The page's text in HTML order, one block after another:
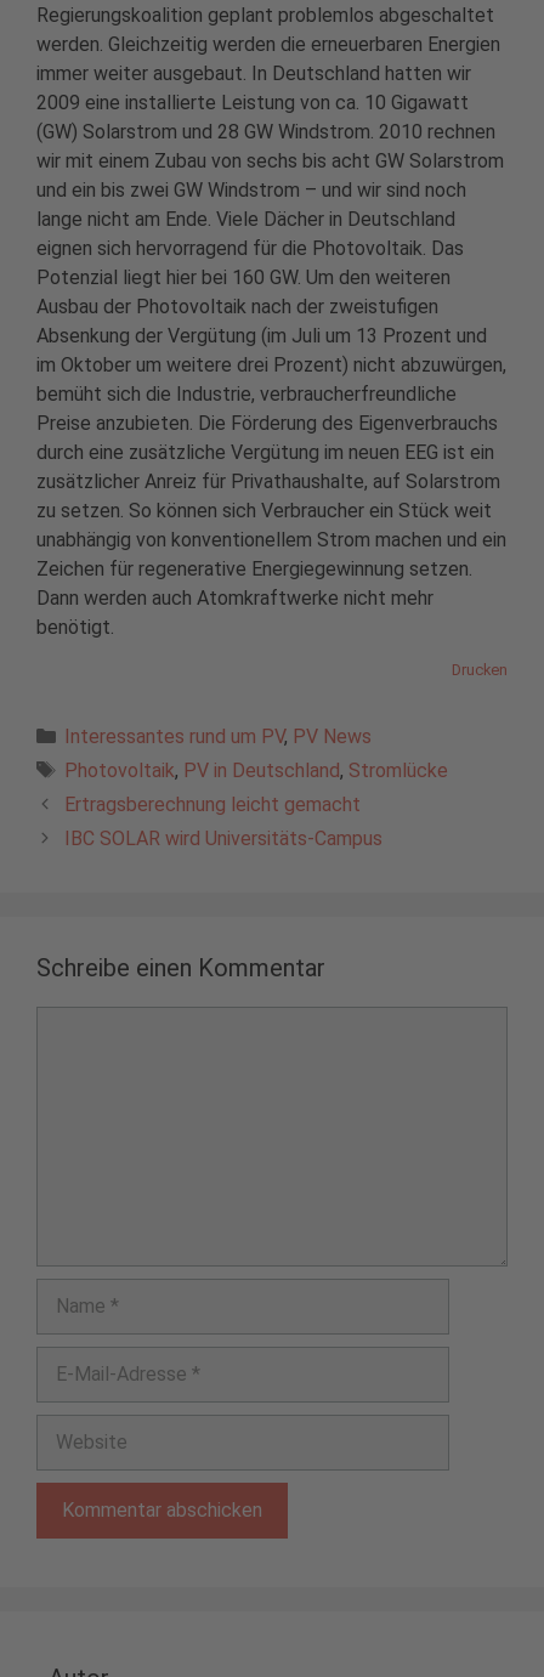
Regierungskoalition geplant problemlos abgeschaltet
werden. Gleichzeitig werden die erneuerbaren Energien
immer weiter ausgebaut. In Deutschland hatten wir
2009 eine installierte Leistung von ca. 10 Gigawatt
(GW) Solarstrom und 28 GW Windstrom. 2010 rechnen
wir mit einem Zubau von sechs bis acht GW Solarstrom
und ein bis zwei GW Windstrom – und wir sind noch
lange nicht am Ende. Viele Dächer in Deutschland
eignen sich hervorragend für die Photovoltaik. Das
Potenzial liegt hier bei 160 GW. Um den weiteren
Ausbau der Photovoltaik nach der zweistufigen
Absenkung der Vergütung (im Juli um 13 Prozent und
im Oktober um weitere drei Prozent) nicht abzuwürgen,
bemüht sich die Industrie, verbraucherfreundliche
Preise anzubieten. Die Förderung des Eigenverbrauchs
durch eine zusätzliche Vergütung im neuen EEG ist ein
zusätzlicher Anreiz für Privathaushalte, auf Solarstrom
zu setzen. So können sich Verbraucher ein Stück weit
unabhängig von konventionellem Strom machen und ein
Zeichen für regenerative Energiegewinnung setzen.
Dann werden auch Atomkraftwerke nicht mehr
benötigt.
Drucken
Kategorien
Interessantes rund um PV, PV News
Schlagwörter
Photovoltaik, PV in Deutschland, Stromlücke
Ertragsberechnung leicht gemacht
IBC SOLAR wird Universitäts-Campus
Schreibe einen Kommentar
Adresse